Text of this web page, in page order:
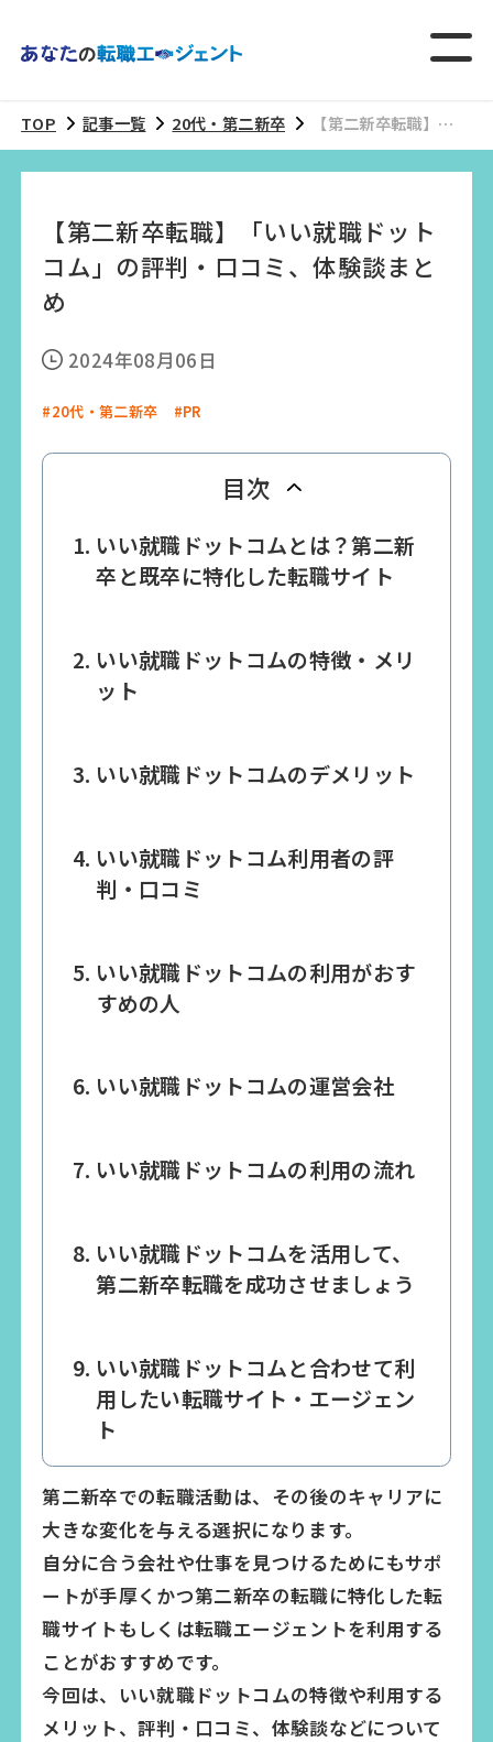
TOP 記事一覧 20代・第二新卒
【第二新卒転職】
「いい就職ドットコ
ミ、体験談まとめ
【第二新卒転職】「いい就職ドット
コム」の評判・口コミ、体験談まと
め
2024年08月06日
#20代・第二新卒 #PR
目次
いい就職ドットコムとは？第二新
卒と既卒に特化した転職サイト
いい就職ドットコムの特徴・メリ
ット
いい就職ドットコムのデメリット
いい就職ドットコム利用者の評
判・口コミ
いい就職ドットコムの利用がおす
すめの人
いい就職ドットコムの運営会社
いい就職ドットコムの利用の流れ
いい就職ドットコムを活用して、
第二新卒転職を成功させましょう
いい就職ドットコムと合わせて利
用したい転職サイト・エージェン
ト
第二新卒での転職活動は、その後のキャリアに
大きな変化を与える選択になります。
自分に合う会社や仕事を見つけるためにもサポ
ートが手厚くかつ第二新卒の転職に特化した転
職サイトもしくは転職エージェントを利用する
ことがおすすめです。
今回は、いい就職ドットコムの特徴や利用する
メリット、評判・口コミ、体験談などについて